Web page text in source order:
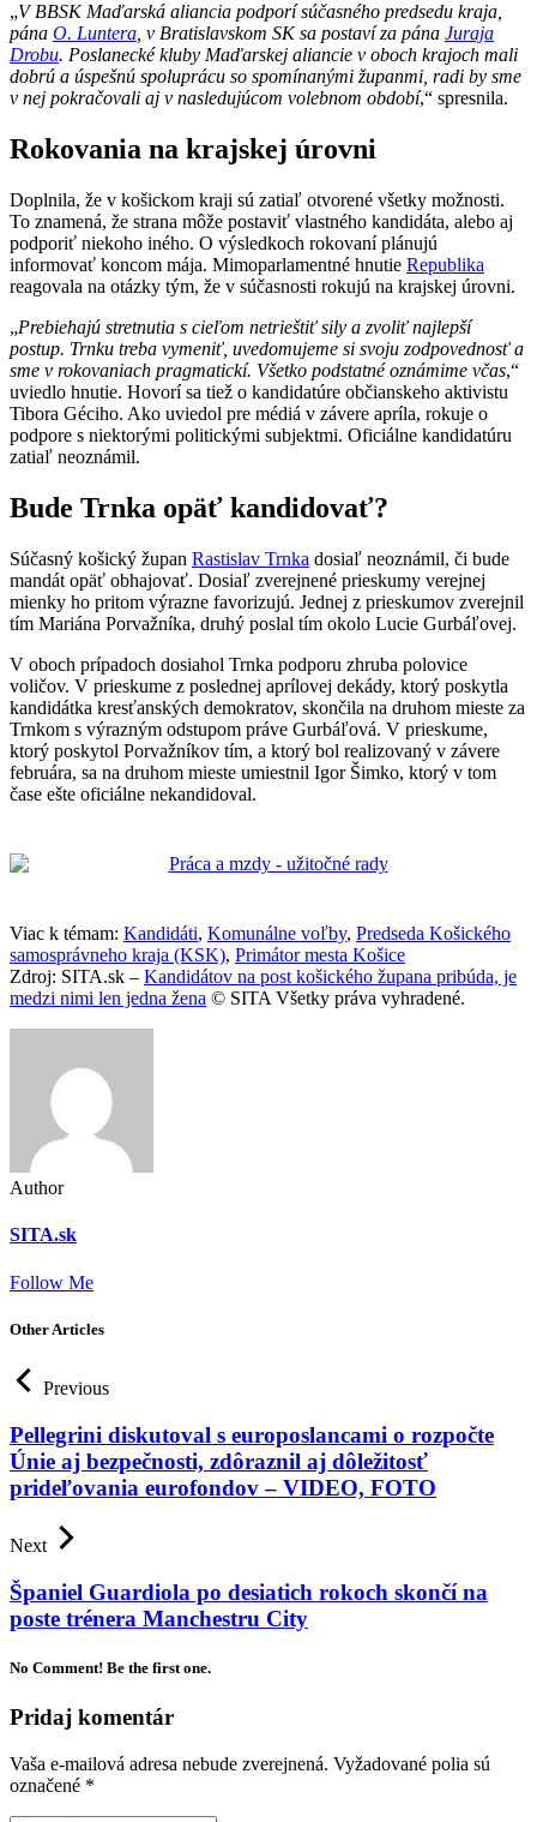
„V BBSK Maďarská aliancia podporí súčasného predsedu kraja,
pána O. Luntera, v Bratislavskom SK sa postaví za pána Juraja
Drobu. Poslanecké kluby Maďarskej aliancie v oboch krajoch mali
dobrú a úspešnú spoluprácu so spomínanými županmi, radi by sme
v nej pokračovali aj v nasledujúcom volebnom období,“ spresnila.
Rokovania na krajskej úrovni
Doplnila, že v košickom kraji sú zatiaľ otvorené všetky možnosti.
To znamená, že strana môže postaviť vlastného kandidáta, alebo aj
podporiť niekoho iného. O výsledkoch rokovaní plánujú
informovať koncom mája. Mimoparlamentné hnutie Republika
reagovala na otázky tým, že v súčasnosti rokujú na krajskej úrovni.
„Prebiehajú stretnutia s cieľom netrieštiť sily a zvoliť najlepší
postup. Trnku treba vymeniť, uvedomujeme si svoju zodpovednosť a
sme v rokovaniach pragmatickí. Všetko podstatné oznámime včas,“
uviedlo hnutie. Hovorí sa tiež o kandidatúre občianskeho aktivistu
Tibora Géciho. Ako uviedol pre médiá v závere apríla, rokuje o
podpore s niektorými politickými subjektmi. Oficiálne kandidatúru
zatiaľ neoznámil.
Bude Trnka opäť kandidovať?
Súčasný košický župan Rastislav Trnka dosiaľ neoznámil, či bude
mandát opäť obhajovať. Dosiaľ zverejnené prieskumy verejnej
mienky ho pritom výrazne favorizujú. Jednej z prieskumov zverejnil
tím Mariána Porvažníka, druhý poslal tím okolo Lucie Gurbáľovej.
V oboch prípadoch dosiahol Trnka podporu zhruba polovice
voličov. V prieskume z poslednej aprílovej dekády, ktorý poskytla
kandidátka kresťanských demokratov, skončila na druhom mieste za
Trnkom s výrazným odstupom práve Gurbáľová. V prieskume,
ktorý poskytol Porvažníkov tím, a ktorý bol realizovaný v závere
februára, sa na druhom mieste umiestnil Igor Šimko, ktorý v tom
čase ešte oficiálne nekandidoval.
Viac k témam: Kandidáti, Komunálne voľby, Predseda Košického
samosprávneho kraja (KSK), Primátor mesta Košice
Zdroj: SITA.sk – Kandidátov na post košického župana pribúda, je
medzi nimi len jedna žena © SITA Všetky práva vyhradené.
Author
SITA.sk
Follow Me
Other Articles
Previous
Pellegrini diskutoval s europoslancami o rozpočte
Únie aj bezpečnosti, zdôraznil aj dôležitosť
prideľovania eurofondov – VIDEO, FOTO
Next
Španiel Guardiola po desiatich rokoch skončí na
poste trénera Manchestru City
No Comment! Be the first one.
Pridaj komentár
Vaša e-mailová adresa nebude zverejnená. Vyžadované polia sú
označené *